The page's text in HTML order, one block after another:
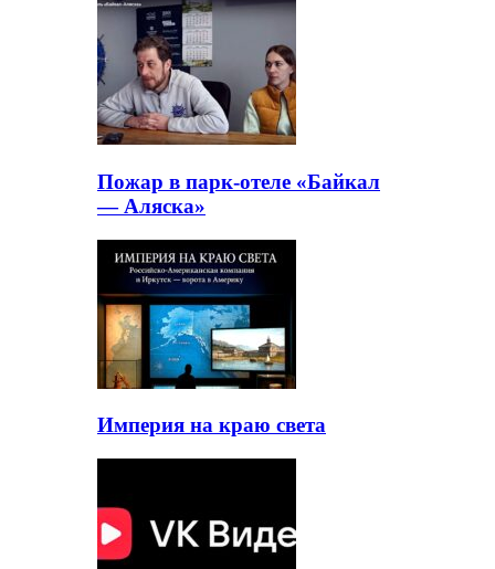
Пожар в парк-отеле «Байкал
— Аляска»
Империя на краю света